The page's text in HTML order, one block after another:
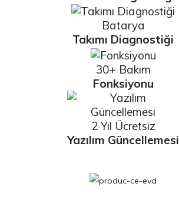
Batarya
Takımı Diagnostiği
30+ Bakım
Fonksiyonu
2 Yıl Ücretsiz
Yazılım Güncellemesi